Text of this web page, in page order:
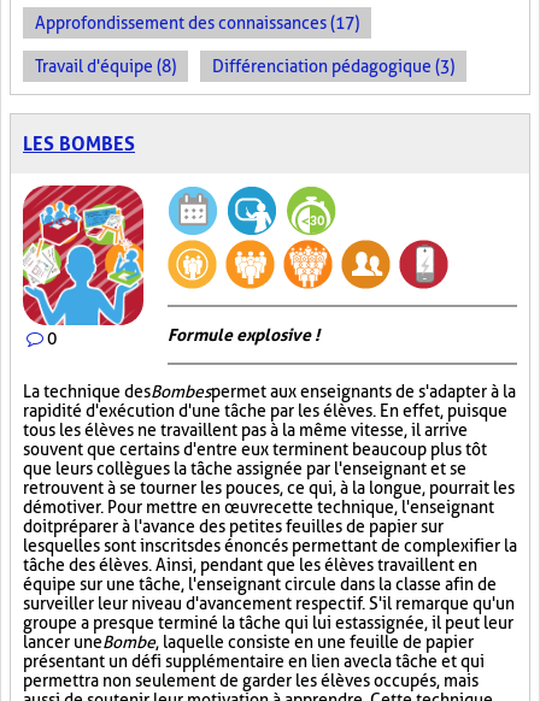
Approfondissement des connaissances (17)
Travail d'équipe (8) Différenciation pédagogique (3)
LES BOMBES
0 Formule explosive !
La technique desBombespermet aux enseignants de s'adapter à la
rapidité d'exécution d'une tâche par les élèves. En effet, puisque
tous les élèves ne travaillent pas à la même vitesse, il arrive
souvent que certains d'entre eux terminent beaucoup plus tôt
que leurs collègues la tâche assignée par l'enseignant et se
retrouvent à se tourner les pouces, ce qui, à la longue, pourrait les
démotiver. Pour mettre en œuvre cette technique, l'enseignant
doit préparer à l'avance des petites feuilles de papier sur
lesquelles sont inscrits des énoncés permettant de complexifier la
tâche des élèves. Ainsi, pendant que les élèves travaillent en
équipe sur une tâche, l'enseignant circule dans la classe afin de
surveiller leur niveau d'avancement respectif. S'il remarque qu'un
groupe a presque terminé la tâche qui lui est assignée, il peut leur
lancer uneBombe, laquelle consiste en une feuille de papier
présentant un défi supplémentaire en lien avec la tâche et qui
permettra non seulement de garder les élèves occupés, mais